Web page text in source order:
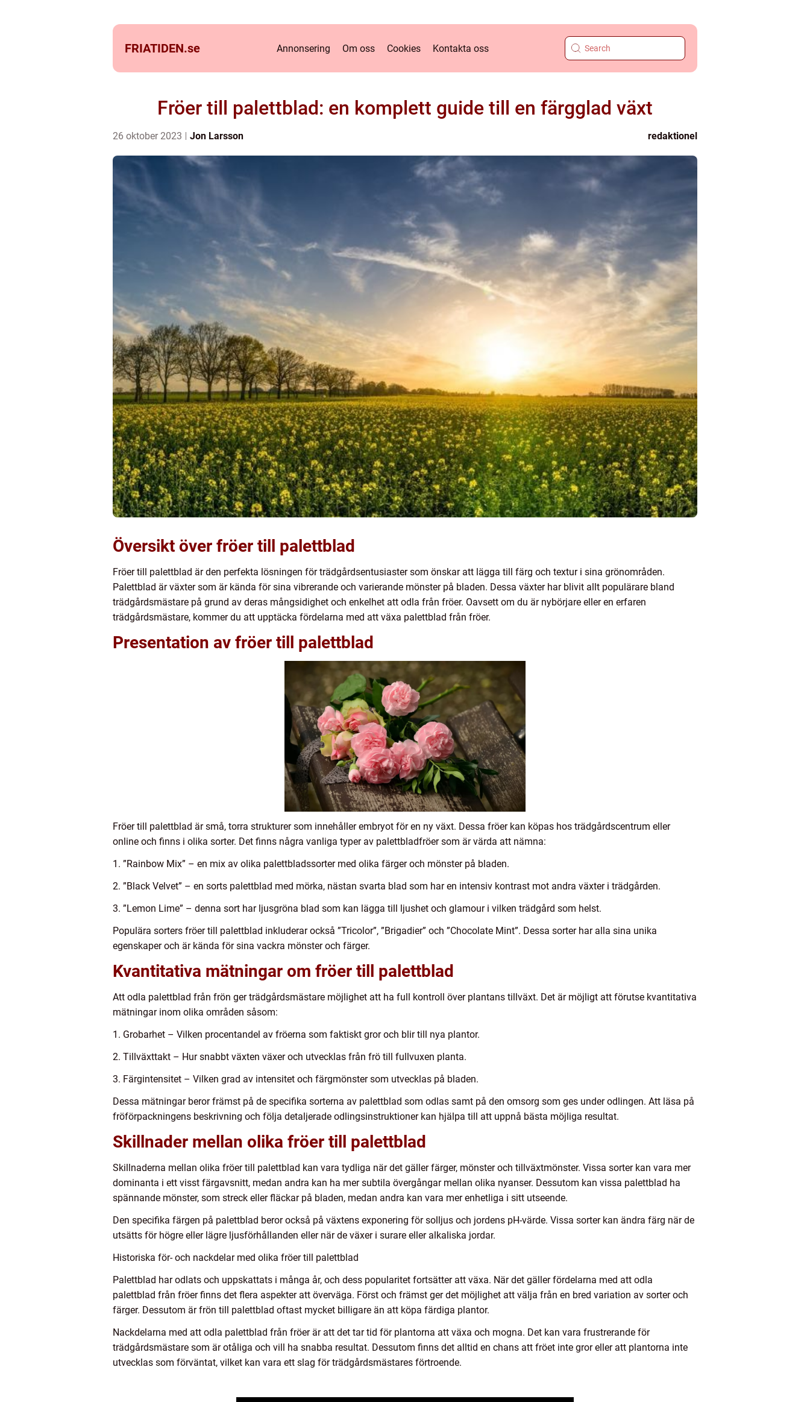
FRIATIDEN.se Annonsering Om oss Cookies Kontakta oss
Fröer till palettblad: en komplett guide till en färgglad växt
26 oktober 2023 Jon Larsson redaktionel
Översikt över fröer till palettblad
Fröer till palettblad är den perfekta lösningen för trädgårdsentusiaster som önskar att lägga till färg och textur i sina grönområden.
Palettblad är växter som är kända för sina vibrerande och varierande mönster på bladen. Dessa växter har blivit allt populärare bland
trädgårdsmästare på grund av deras mångsidighet och enkelhet att odla från fröer. Oavsett om du är nybörjare eller en erfaren
trädgårdsmästare, kommer du att upptäcka fördelarna med att växa palettblad från fröer.
Presentation av fröer till palettblad
Fröer till palettblad är små, torra strukturer som innehåller embryot för en ny växt. Dessa fröer kan köpas hos trädgårdscentrum eller
online och finns i olika sorter. Det finns några vanliga typer av palettbladfröer som är värda att nämna:
1. ”Rainbow Mix” – en mix av olika palettbladssorter med olika färger och mönster på bladen.
2. ”Black Velvet” – en sorts palettblad med mörka, nästan svarta blad som har en intensiv kontrast mot andra växter i trädgården.
3. ”Lemon Lime” – denna sort har ljusgröna blad som kan lägga till ljushet och glamour i vilken trädgård som helst.
Populära sorters fröer till palettblad inkluderar också ”Tricolor”, ”Brigadier” och ”Chocolate Mint”. Dessa sorter har alla sina unika
egenskaper och är kända för sina vackra mönster och färger.
Kvantitativa mätningar om fröer till palettblad
Att odla palettblad från frön ger trädgårdsmästare möjlighet att ha full kontroll över plantans tillväxt. Det är möjligt att förutse kvantitativa
mätningar inom olika områden såsom:
1. Grobarhet – Vilken procentandel av fröerna som faktiskt gror och blir till nya plantor.
2. Tillväxttakt – Hur snabbt växten växer och utvecklas från frö till fullvuxen planta.
3. Färgintensitet – Vilken grad av intensitet och färgmönster som utvecklas på bladen.
Dessa mätningar beror främst på de specifika sorterna av palettblad som odlas samt på den omsorg som ges under odlingen. Att läsa på
fröförpackningens beskrivning och följa detaljerade odlingsinstruktioner kan hjälpa till att uppnå bästa möjliga resultat.
Skillnader mellan olika fröer till palettblad
Skillnaderna mellan olika fröer till palettblad kan vara tydliga när det gäller färger, mönster och tillväxtmönster. Vissa sorter kan vara mer
dominanta i ett visst färgavsnitt, medan andra kan ha mer subtila övergångar mellan olika nyanser. Dessutom kan vissa palettblad ha
spännande mönster, som streck eller fläckar på bladen, medan andra kan vara mer enhetliga i sitt utseende.
Den specifika färgen på palettblad beror också på växtens exponering för solljus och jordens pH-värde. Vissa sorter kan ändra färg när de
utsätts för högre eller lägre ljusförhållanden eller när de växer i surare eller alkaliska jordar.
Historiska för- och nackdelar med olika fröer till palettblad
Palettblad har odlats och uppskattats i många år, och dess popularitet fortsätter att växa. När det gäller fördelarna med att odla
palettblad från fröer finns det flera aspekter att överväga. Först och främst ger det möjlighet att välja från en bred variation av sorter och
färger. Dessutom är frön till palettblad oftast mycket billigare än att köpa färdiga plantor.
Nackdelarna med att odla palettblad från fröer är att det tar tid för plantorna att växa och mogna. Det kan vara frustrerande för
trädgårdsmästare som är otåliga och vill ha snabba resultat. Dessutom finns det alltid en chans att fröet inte gror eller att plantorna inte
utvecklas som förväntat, vilket kan vara ett slag för trädgårdsmästares förtroende.